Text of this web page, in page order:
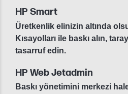
HP Smart
Üretkenlik elinizin altında
Kısayolları ile baskı alın,
tasarruf edin.
HP Web Jetadmin
Baskı yönetimini merkezi